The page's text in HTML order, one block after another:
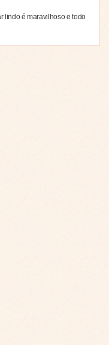
lindo é maravilhoso e todo